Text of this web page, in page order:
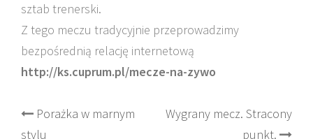
sztab trenerski.
Z tego meczu tradycyjnie przeprowadzimy
bezpośrednią relację internetową
http://ks.cuprum.pl/mecze-na-zywo
Post
Porażka w marnym
stylu
Wygrany mecz. Stracony
punkt.